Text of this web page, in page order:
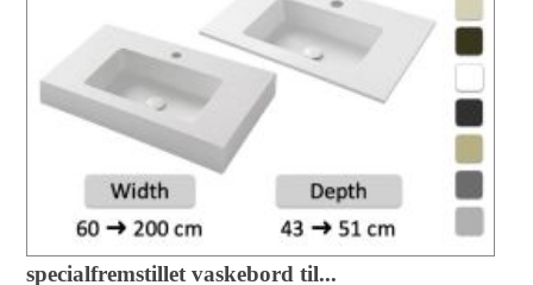
specialfremstillet vaskebord til...